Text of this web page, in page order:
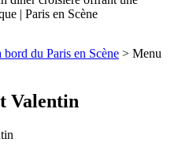
bord du Paris en Scène > Menu
Valentin